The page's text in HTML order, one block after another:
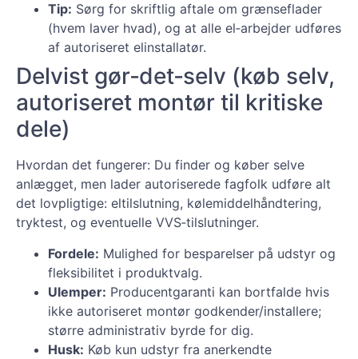
Tip: Sørg for skriftlig aftale om grænseflader
(hvem laver hvad), og at alle el‑arbejder udføres
af autoriseret elinstallatør.
Delvist gør‑det‑selv (køb selv,
autoriseret montør til kritiske
dele)
Hvordan det fungerer: Du finder og køber selve
anlægget, men lader autoriserede fagfolk udføre alt
det lovpligtige: eltilslutning, kølemiddelhåndtering,
tryktest, og eventuelle VVS‑tilslutninger.
Fordele: Mulighed for besparelser på udstyr og
fleksibilitet i produktvalg.
Ulemper: Producentgaranti kan bortfalde hvis
ikke autoriseret montør godkender/installere;
større administrativ byrde for dig.
Husk: Køb kun udstyr fra anerkendte